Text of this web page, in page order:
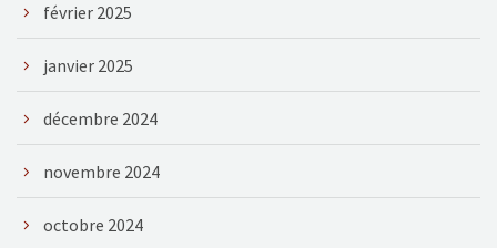
février 2025
janvier 2025
décembre 2024
novembre 2024
octobre 2024